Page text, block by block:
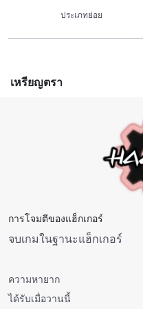
ประเภทย่อย
เหรียญตรา
การโจมตีของแฮ็กเกอร์
จบเกมในฐานะแฮ็กเกอร์
ความหายาก
ได้รับเมื่อวานนี้